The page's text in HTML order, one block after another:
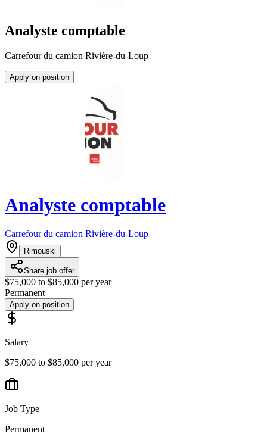
Analyste comptable
Carrefour du camion Rivière-du-Loup
Apply on position
Analyste comptable
Carrefour du camion Rivière-du-Loup
Rimouski
Share job offer
$75,000 to $85,000 per year
Permanent
Apply on position
Salary
$75,000 to $85,000 per year
Job Type
Permanent